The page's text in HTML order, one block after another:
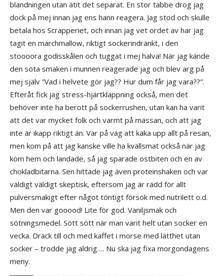
blandningen utan ätit det separat. En stor tabbe drog jag
dock på mej innan jag ens hann reagera. Jag stod och skulle
betala hos Scrapperiet, och innan jag vet ordet av har jag
tagit en marchmallow, riktigt sockerindränkt, i den
stoooora godisskålen och tuggat i mej halva! När jag kände
den söta smaken i munnen reagerade jag och blev arg på
mej själv ”Vad i helvete gör jag?? Hur dum får jag vara??”.
Efteråt fick jag stress-hjärtklappning också, men det
behöver inte ha berott på sockerrushen, utan kan ha varit
att det var mycket folk och varmt på mässan, och att jag
inte är ikapp riktigt än. Var på väg att käka upp allt på resan,
men kom på att jag kanske ville ha kvällsmat också när jag
kom hem och landade, så jag sparade ostbiten och en av
chokladbitarna. Sen hittade jag även proteinshaken och var
väldigt väldigt skeptisk, eftersom jag är rädd för allt
pulversmakigt efter något töntigt försök med nutrilett o.d.
Men den var gooood! Lite för god. Vaniljsmak och
sötningsmedel. Sött sött när man varit helt utan socker en
vecka. Drack till och med kaffet i morse med lätthet utan
socker – trodde jag aldrig…. Nu ska jag fixa morgondagens
meny.